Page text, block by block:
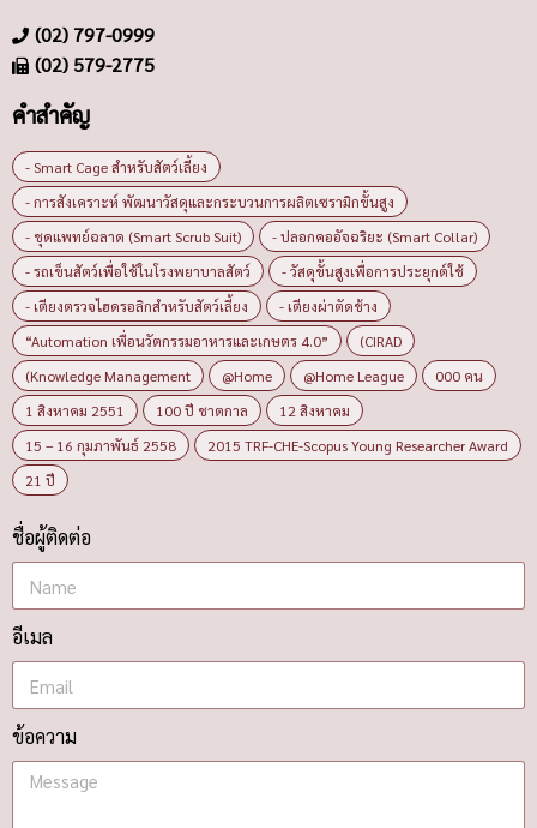
(02) 797-0999
(02) 579-2775
คำสำคัญ
- Smart Cage สำหรับสัตว์เลี้ยง
- การสังเคราะห์ พัฒนาวัสดุและกระบวนการผลิตเซรามิกขั้นสูง
- ชุดแพทย์ฉลาด (Smart Scrub Suit)
- ปลอกคออัจฉริยะ (Smart Collar)
- รถเข็นสัตว์เพื่อใช้ในโรงพยาบาลสัตว์
- วัสดุขั้นสูงเพื่อการประยุกต์ใช้
- เตียงตรวจไฮดรอลิกสำหรับสัตว์เลี้ยง
- เตียงผ่าตัดช้าง
“Automation เพื่อนวัตกรรมอาหารและเกษตร 4.0”
(CIRAD
(Knowledge Management
@Home @Home League
000 คน
1 สิงหาคม 2551
100 ปี ชาตกาล
12 สิงหาคม
15 – 16 กุมภาพันธ์ 2558
2015 TRF-CHE-Scopus Young Researcher Award
21 ปี
ชื่อผู้ติดต่อ
อีเมล
ข้อความ